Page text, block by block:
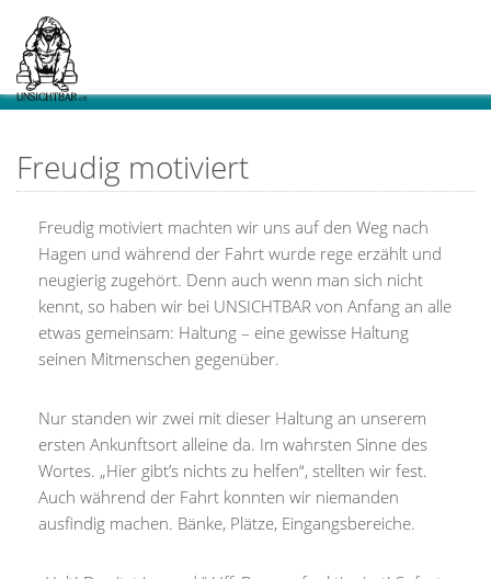
Freudig motiviert
Freudig motiviert machten wir uns auf den Weg nach
Hagen und während der Fahrt wurde rege erzählt und
neugierig zugehört. Denn auch wenn man sich nicht
kennt, so haben wir bei UNSICHTBAR von Anfang an alle
etwas gemeinsam: Haltung – eine gewisse Haltung
seinen Mitmenschen gegenüber.
Nur standen wir zwei mit dieser Haltung an unserem
ersten Ankunftsort alleine da. Im wahrsten Sinne des
Wortes. „Hier gibt’s nichts zu helfen“, stellten wir fest.
Auch während der Fahrt konnten wir niemanden
ausfindig machen. Bänke, Plätze, Eingangsbereiche.